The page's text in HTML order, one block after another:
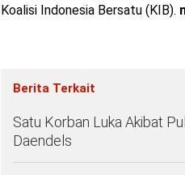
Koalisi Indonesia Bersatu (KIB).
Berita Terkait
Satu Korban Luka Akibat
Daendels